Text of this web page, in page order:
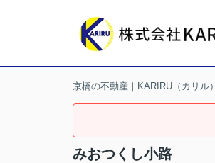
京橋の不動産｜KARIRU（カリル）
みおつくし小路